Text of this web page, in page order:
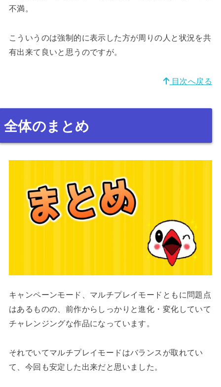
不満。
こういうのは強制的に表示した方が周りの人と状況を共
有出来て良いと思うのですが。
目次へ戻る
全体のまとめ
キャンペーンモード、マルチプレイモードともに問題点
はあるものの、前作からしっかりと進化・変化していて
チャレンジングな作品になっています。
それでいてマルチプレイモードはバランスが取れてい
て、今回も安定した出来だと思いました。